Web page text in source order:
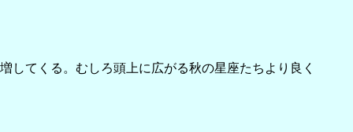
てくる。むしろ頭上に広がる秋の星座たちより良く